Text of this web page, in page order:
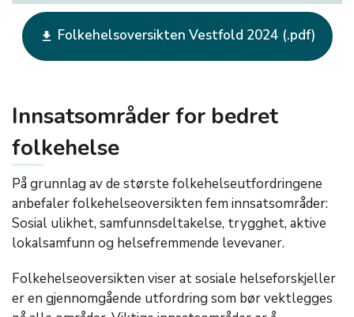
get_app Folkehelsoversikten Vestfold 2024
Innsatsområder for bedret
folkehelse
På grunnlag av de største folkehelseutfordringene
anbefaler folkehelseoversikten fem innsatsområder:
Sosial ulikhet, samfunnsdeltakelse, trygghet, aktive
lokalsamfunn og helsefremmende levevaner.
Folkehelseoversikten viser at sosiale helseforskjeller
er en gjennomgående utfordring som bør vektlegges